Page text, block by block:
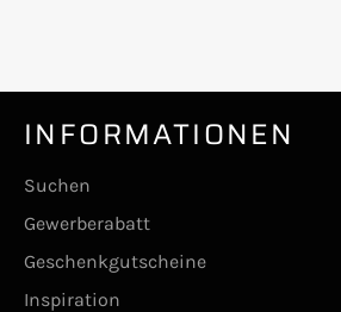
INFORMATIONEN
Suchen
Gewerberabatt
Geschenkgutscheine
Inspiration